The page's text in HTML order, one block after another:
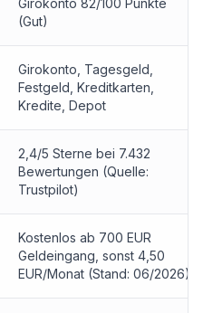
Girokonto 82/100 Punkte
(Gut)
Girokonto, Tagesgeld,
Festgeld, Kreditkarten
Kredite, Depot
2,4/5 Sterne bei 7.432
Bewertungen (Quelle:
Trustpilot)
Kostenlos ab 700 EUR
Geldeingang, sonst 4,50
EUR/Monat (Stand: 06/2026)